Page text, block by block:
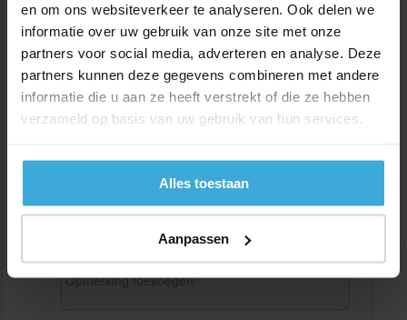
en om ons websiteverkeer te analyseren. Ook delen we
informatie over uw gebruik van onze site met onze
partners voor social media, adverteren en analyse. Deze
partners kunnen deze gegevens combineren met andere
informatie die u aan ze heeft verstrekt of die ze hebben
verzameld op basis van uw gebruik van hun services.
Alles toestaan
Aanpassen
Gewenste
lengtemaat in
(max. 2000 mm)
+/- 2 mm lengtetolerantie
Materiaalkosten
Alle bedragen zijn excl. 21% BTW